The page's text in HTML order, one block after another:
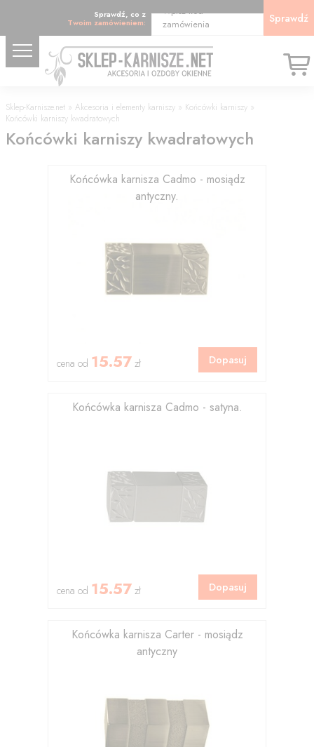
Sprawdź, co z
Twoim zamówieniem:
Wpisz kod
zamówienia
Sprawdź
Sklep-Karnisze.net » Akcesoria i elementy karniszy » Końcówki karniszy »
Końcówki karniszy kwadratowych
Końcówki karniszy kwadratowych
Końcówka karnisza Cadmo - mosiądz
antyczny.
cena od 15.57 zł Dopasuj
Końcówka karnisza Cadmo - satyna.
cena od 15.57 zł Dopasuj
Końcówka karnisza Carter - mosiądz
antyczny